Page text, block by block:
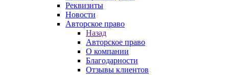
Реквизиты
Новости
Авторское право
Назад
Авторское право
О компании
Благодарности
Отзывы клиентов